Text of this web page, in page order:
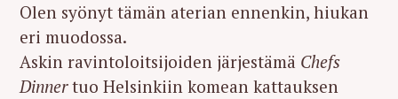
Olen syönyt tämän aterian ennenkin, hiukan
eri muodossa.
Askin ravintoloitsijoiden järjestämä Chefs
Dinnertuo Helsinkiin komean kattauksen